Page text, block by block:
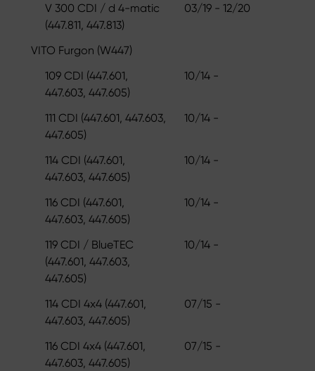
V 300 CDI / d 4-matic
(447.811, 447.813)
03/19 - 12/20
VITO Furgon (W447)
109 CDI (447.601,
447.603, 447.605)
10/14 -
111 CDI (447.601, 447.603,
447.605)
10/14 -
114 CDI (447.601,
447.603, 447.605)
10/14 -
116 CDI (447.601,
447.603, 447.605)
10/14 -
119 CDI / BlueTEC
(447.601, 447.603,
447.605)
10/14 -
114 CDI 4x4 (447.601,
447.603, 447.605)
07/15 -
116 CDI 4x4 (447.601,
447.603, 447.605)
07/15 -